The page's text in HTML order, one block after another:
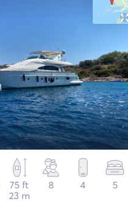
75 ft
23 m
8 4 5